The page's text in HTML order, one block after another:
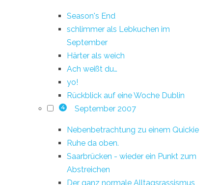
Season's End
schlimmer als Lebkuchen im
September
Härter als weich
Ach weißt du…
yo!
Rückblick auf eine Woche Dublin
4 September 2007
Nebenbetrachtung zu einem Quickie
Ruhe da oben.
Saarbrücken - wieder ein Punkt zum
Abstreichen
Der ganz normale Alltagsrassismus